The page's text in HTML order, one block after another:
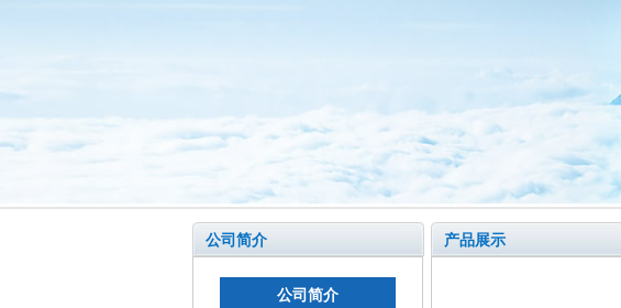
公司简介
公司简介
产品展示